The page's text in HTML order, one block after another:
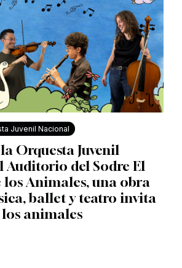
Juvenil Nacional
Orquesta Juvenil
Auditorio del Sodre El
los Animales, una obra
ballet y teatro invita
animales